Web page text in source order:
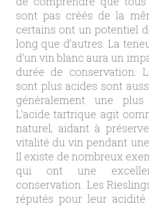
sont pas créés de la
certains ont un potentiel
long que d’autres. La
d’un vin blanc aura un
durée de conservation.
sont plus acides sont
généralement une plus
L’acide tartrique agit
naturel, aidant à
vitalité du vin pendant
Il existe de nombreux
qui ont une
conservation. Les
réputés pour leur